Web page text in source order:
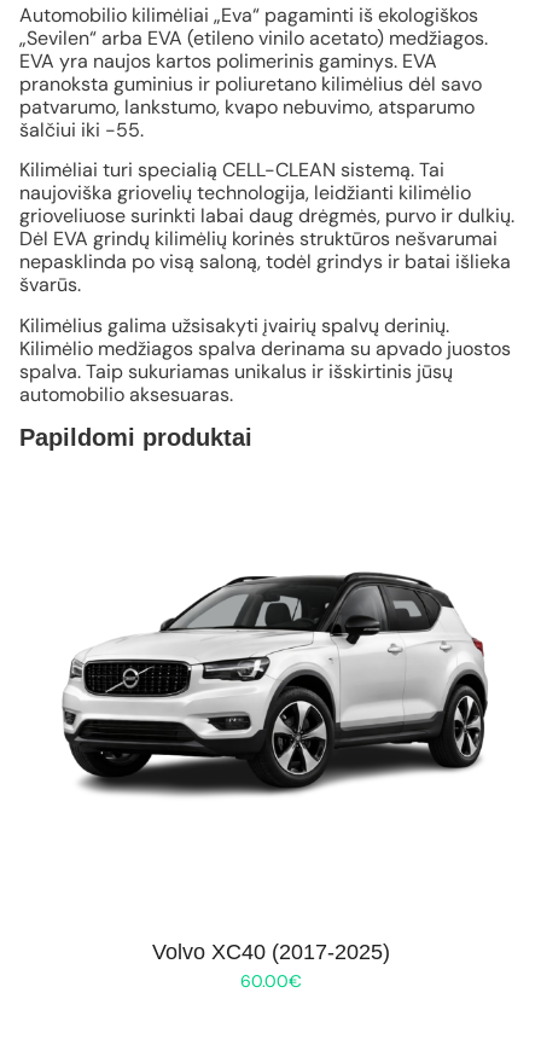
Automobilio kilimėliai „Eva“ pagaminti iš ekologiškos
„Sevilen“ arba EVA (etileno vinilo acetato) medžiagos.
EVA yra naujos kartos polimerinis gaminys. EVA
pranoksta guminius ir poliuretano kilimėlius dėl savo
patvarumo, lankstumo, kvapo nebuvimo, atsparumo
šalčiui iki -55.
Kilimėliai turi specialią CELL-CLEAN sistemą. Tai
naujoviška griovelių technologija, leidžianti kilimėlio
grioveliuose surinkti labai daug drėgmės, purvo ir dulkių.
Dėl EVA grindų kilimėlių korinės struktūros nešvarumai
nepasklinda po visą saloną, todėl grindys ir batai išlieka
švarūs.
Kilimėlius galima užsisakyti įvairių spalvų derinių.
Kilimėlio medžiagos spalva derinama su apvado juostos
spalva. Taip sukuriamas unikalus ir išskirtinis jūsų
automobilio aksesuaras.
Papildomi produktai
Volvo XC40 (2017-2025)
60.00€